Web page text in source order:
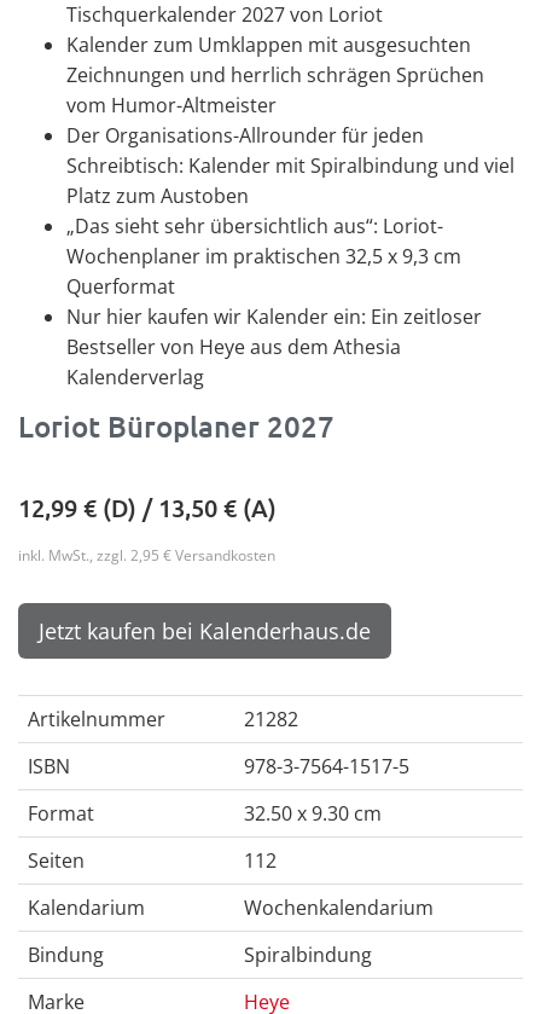
Tischquerkalender 2027 von Loriot
Kalender zum Umklappen mit ausgesuchten
Zeichnungen und herrlich schrägen Sprüchen
vom Humor-Altmeister
Der Organisations-Allrounder für jeden
Schreibtisch: Kalender mit Spiralbindung und viel
Platz zum Austoben
„Das sieht sehr übersichtlich aus“: Loriot-
Wochenplaner im praktischen 32,5 x 9,3 cm
Querformat
Nur hier kaufen wir Kalender ein: Ein zeitloser
Bestseller von Heye aus dem Athesia
Kalenderverlag
Loriot Büroplaner 2027
12,99€ (D) / 13,50€ (A)
inkl. MwSt., zzgl. 2,95 € Versandkosten
Jetzt kaufen bei Kalenderhaus.de
Artikelnummer
21282
ISBN
978-3-7564-1517-5
Format
32.50 x 9.30 cm
Seiten
112
Kalendarium
Wochenkalendarium
Bindung
Spiralbindung
Marke
Heye